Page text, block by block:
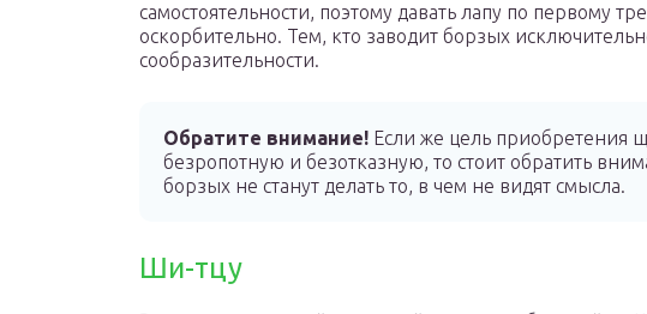
самостоятельности, поэтому давать лапу по первому
оскорбительно. Тем, кто заводит борзых
сообразительности.
Обратите внимание! Если же цель приобретения
безропотную и безотказную, то стоит обратить
борзых не станут делать то, в чем не видят смысла.
Ши-тцу